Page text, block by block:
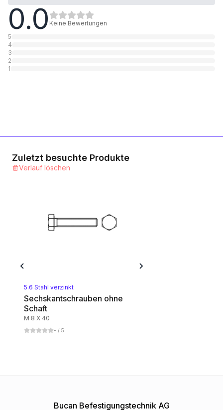
10.9 Stahl verzinkt
1 Kategorie
A2 rostfrei
Messing blank
Kupfer
0.0 Keine Bewertungen
5
4
3
2
1
Zuletzt besuchte Produkte
Verlauf löschen
5.6 Stahl verzinkt
Sechskantschrauben ohne
Schaft
M 8 X 40
- / 5
Bucan Befestigungstechnik AG